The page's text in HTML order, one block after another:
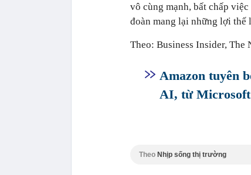
vô cùng mạnh, bất chấp
đoàn mang lại những lợi thế
Theo: Business Insider, The
Amazon tuyên
AI, từ Microsoft
Theo Nhịp sống thị trường